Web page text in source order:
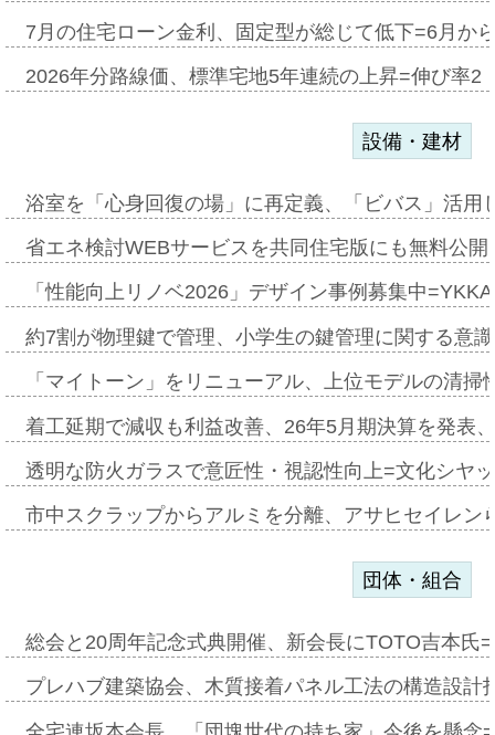
7月の住宅ローン金利、固定型が総じて低下=6月か
2026年分路線価、標準宅地5年連続の上昇=伸び率
設備・建材
浴室を「心身回復の場」に再定義、「ビバス」活
省エネ検討WEBサービスを共同住宅版にも無料公
「性能向上リノベ2026」デザイン事例募集中
約7割が物理鍵で管理、小学生の鍵管理に関する意
「マイトーン」をリニューアル、上位モデルの清
着工延期で減収も利益改善、26年5月期決算を発表
透明な防火ガラスで意匠性・視認性向上=文化シヤ
市中スクラップからアルミを分離、アサヒセイレ
団体・組合
総会と20周年記念式典開催、新会長にTOTO吉本氏
プレハブ建築協会、木質接着パネル工法の構造設